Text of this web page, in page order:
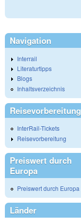
Navigation
Interrail
Literaturtipps
Blogs
Inhaltsverzeichnis
Reisevorbereitung
InterRail-Tickets
Reisevorbereitung
Preiswert durch
Europa
Preiswert durch Europa
Länder